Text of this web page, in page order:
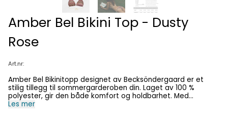
Amber Bel Bikini Top - Dusty
Rose
Art.nr:
Amber Bel Bikinitopp designet av Becksöndergaard er et
stilig tillegg til sommergarderoben din. Laget av 100 %
polyester, gir den både komfort og holdbarhet. Med
justerbare knyter i rygg og nakke kan du tilpasse
Les mer